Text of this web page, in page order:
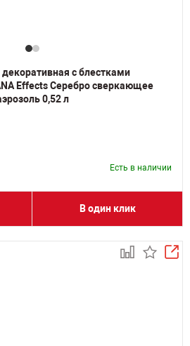
c блестками
Effects Серебро сверкающее
0,52 л
Есть в наличии
В один клик